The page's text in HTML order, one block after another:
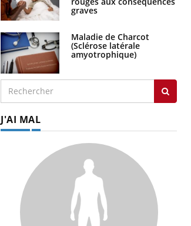
trousse à pharmacie pour les
vacances ?
graves
Maladie de Charcot
(Sclérose latérale
amyotrophique)
J'AI MAL